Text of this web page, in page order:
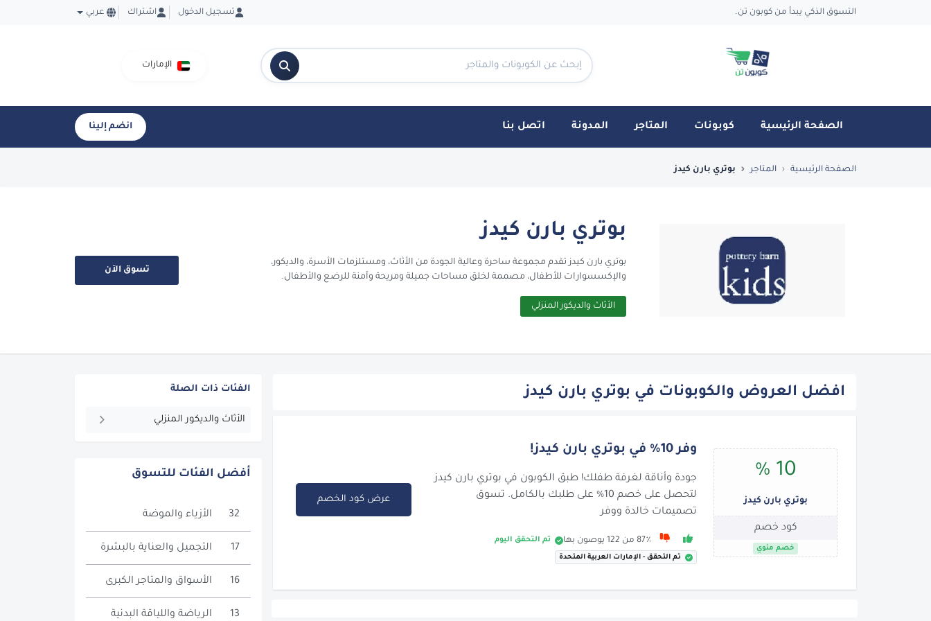
التسوق الذكي يبدأ من كوبون تن. تسجيل الدخول اشتراك عربي
الإمارات
الصفحة الرئيسية كوبونات المتاجر المدونة اتصل بنا انضم إلينا
افضل العروض والكوبونات في بوتري بارن كيدز - CouponTen
الصفحة الرئيسية المتاجر بوتري بارن كيدز
بوتري بارن كيدز
بوتري بارن كيدز تقدم مجموعة ساحرة وعالية الجودة من الأثاث، ومستلزمات الأسرة، والديكور،
والإكسسوارات للأطفال، مصممة لخلق مساحات جميلة ومريحة وآمنة للرضع والأطفال.
الأثاث والديكور المنزلي
تسوق الآن
افضل العروض والكوبونات في بوتري بارن كيدز
10 %
بوتري بارن كيدز
كود خصم
خصم مئوي
وفر 10% في بوتري بارن كيدز!
جودة وأناقة لغرفة طفلك! طبق الكوبون في بوتري بارن كيدز
لتحصل على خصم 10% على طلبك بالكامل. تسوق
تصميمات خالدة ووفر
87٪ من 122 يوصون بها تم التحقق اليوم
تم التحقق - الإمارات العربية المتحدة
عرض كود الخصم
الفئات ذات الصلة
الأثاث والديكور المنزلي
أفضل الفئات للتسوق
الأزياء والموضة 32
التجميل والعناية بالبشرة 17
الأسواق والمتاجر الكبرى 16
الرياضة واللياقة البدنية 13